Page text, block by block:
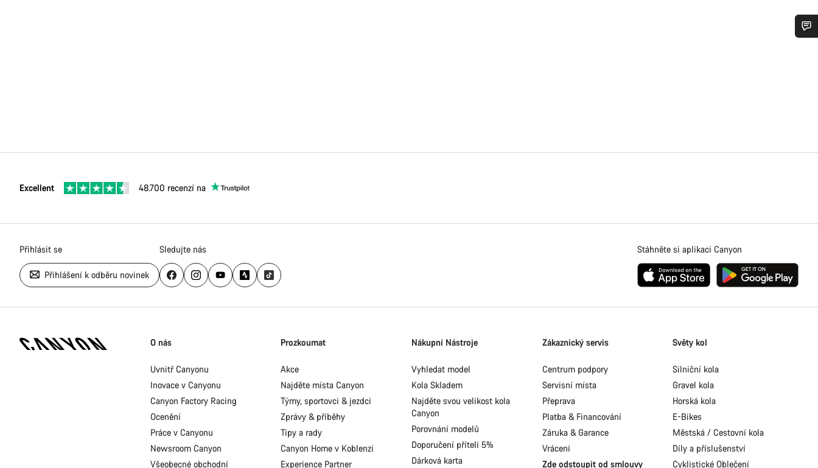
Excellent 48.700 recenzí na
Přihlásit se
Přihlášení k odběru novinek
Sledujte nás Stáhněte si aplikaci Canyon
stránky
O nás
Uvnitř Canyonu
Inovace v Canyonu
Canyon Factory Racing
Ocenění
Práce v Canyonu
Newsroom Canyon
Všeobecné obchodní
Prozkoumat
Akce
Najděte místa Canyon
Týmy, sportovci & jezdci
Zprávy & příběhy
Tipy a rady
Canyon Home v Koblenzi
Experience Partner
Nákupní Nástroje
Vyhledat model
Kola Skladem
Najděte svou velikost kola
Canyon
Porovnání modelů
Doporučení příteli 5%
Dárková karta
Zákaznický servis
Centrum podpory
Servisní místa
Přeprava
Platba & Financování
Záruka & Garance
Vrácení
Zde odstoupit od smlouvy
Světy kol
Silniční kola
Gravel kola
Horská kola
E-Bikes
Městská / Cestovní kola
Díly a příslušenství
Cyklistické Oblečení